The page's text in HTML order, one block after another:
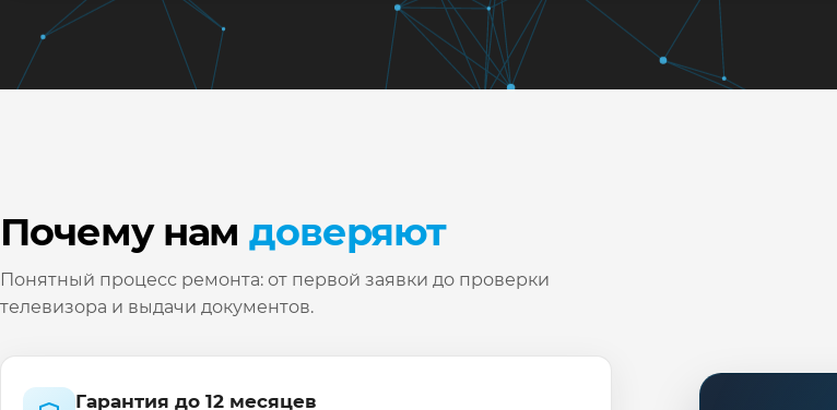
Почему намдоверяют
Понятный процесс ремонта: от первой заявки до проверки
телевизора и выдачи документов.
Гарантия до 12 месяцев